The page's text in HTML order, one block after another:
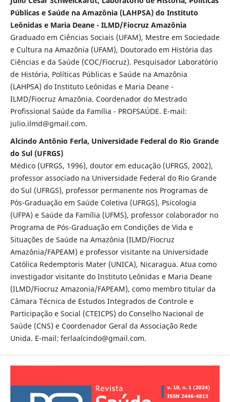
Públicas e Saúde na Amazônia (LAHPSA) do Instituto
Leônidas e Maria Deane - ILMD/Fiocruz Amazônia
Graduado em Ciências Sociais (UFAM), Mestre em Sociedade
e Cultura na Amazônia (UFAM), Doutorado em História das
Ciências e da Saúde (COC/Fiocruz). Pesquisador Laboratório
de História, Políticas Públicas e Saúde na Amazônia
(LAHPSA) do Instituto Leônidas e Maria Deane -
ILMD/Fiocruz Amazônia. Coordenador do Mestrado
Profissional Saúde da Família - PROFSAÚDE. E-mail:
julio.ilmd@gmail.com.
Alcindo Antônio Ferla, Universidade Federal do Rio Grande
do Sul (UFRGS)
Médico (UFRGS, 1996), doutor em educação (UFRGS, 2002),
professor associado na Universidade Federal do Rio Grande
do Sul (UFRGS), professor permanente nos Programas de
Pós-Graduação em Saúde Coletiva (UFRGS), Psicologia
(UFPA) e Saúde da Família (UFMS), professor colaborador no
Programa de Pós-Graduação em Condições de Vida e
Situações de Saúde na Amazônia (ILMD/Fiocruz
Amazônia/FAPEAM) e professor visitante na Universidade
Católica Redemptoris Mater (UNICA), Nicaragua. Atua como
investigador visitante do Instituto Leônidas e Maria Deane
(ILMD/Fiocruz Amazonia/FAPEAM), como membro titular da
Câmara Técnica de Estudos Integrados de Controle e
Participação e Social (CTEICPS) do Conselho Nacional de
Saúde (CNS) e Coordenador Geral da Associação Rede
Unida. E-mail: ferlaalcindo@gmail.com.